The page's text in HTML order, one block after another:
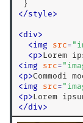
</style>
<div>
<img src= "
<p>Lorem
<img src= "
<p>Commodi
<img src= "
<p>Lorem
</div>